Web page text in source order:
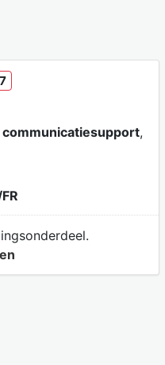
,